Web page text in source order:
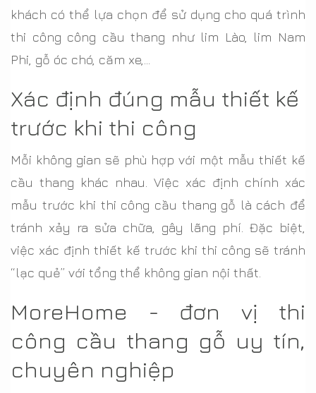
khách có thể lựa chọn để sử dụng cho quá trình
thi công công cầu thang như lim Lào, lim Nam
Phi, gỗ óc chó, căm xe,...
Xác định đúng mẫu thiết kế
trước khi thi công
Mỗi không gian sẽ phù hợp với một mẫu thiết kế
cầu thang khác nhau. Việc xác định chính xác
mẫu trước khi thi công cầu thang gỗ là cách để
tránh xảy ra sửa chữa, gây lãng phí. Đặc biệt,
việc xác định thiết kế trước khi thi công sẽ tránh
“lạc quẻ” với tổng thể không gian nội thất.
MoreHome - đơn vị thi
công cầu thang gỗ uy tín,
chuyên nghiệp